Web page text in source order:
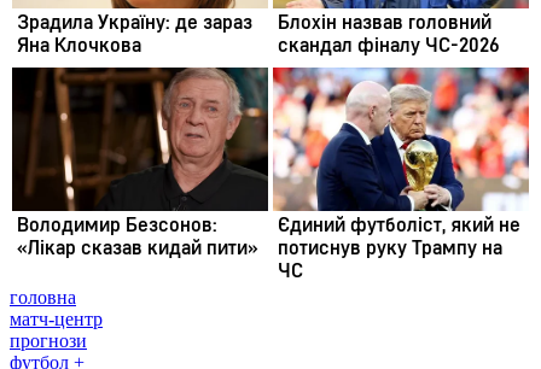
головна
матч-центр
прогнози
футбол +